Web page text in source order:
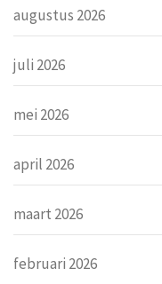
augustus 2026
juli 2026
mei 2026
april 2026
maart 2026
februari 2026